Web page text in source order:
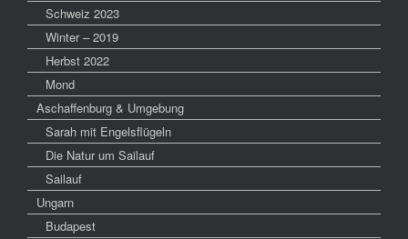
Schweiz 2023
Winter – 2019
Herbst 2022
Mond
Aschaffenburg & Umgebung
Sarah mit Engelsflügeln
Die Natur um Sailauf
Sailauf
Ungarn
Budapest